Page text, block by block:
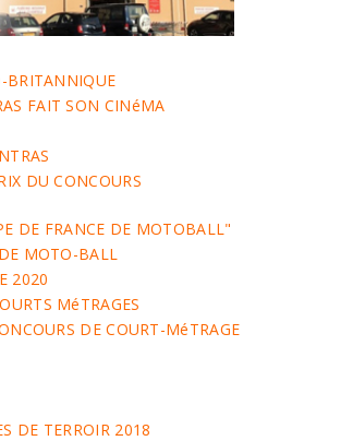
BRITANNIQUE
FAIT SON CINéMA
DU CONCOURS
DE FRANCE DE MOTOBALL"
MOTO-BALL
2020
MéTRAGES
DE COURT-MéTRAGE
DE TERROIR 2018